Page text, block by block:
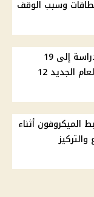
وسبب الوقف
خبير تربوي يطالب بتأجيل الدراسة إلى 19
سبتمبر والتعليم تؤكد بدء العام الجديد 12
الميكروفون أثناء